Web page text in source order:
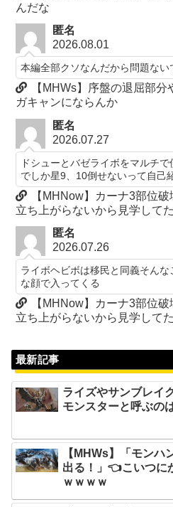
んだな
匿名
2026.08.01
本編全部クソなんだから問題ない
【MHWs】序盤の退屈部
ガキャンにならんか
匿名
2026.07.27
ドシューとバゼライボをマルチ
でしか星9、10倒せないって自己
【MHNow】カーナ3部位
立ち上がらないから見学して
匿名
2026.07.26
ライボヘビボは移民と同義そん
な顔で入ってくる
【MHNow】カーナ3部位
立ち上がらないから見学して
最新記事
ライズやサンブレイ
モンスターと呼ぶの
【MHWs】「モン
出る！」👈こいつに
ｗｗｗｗ